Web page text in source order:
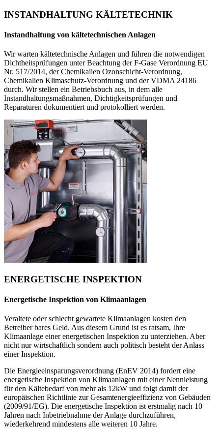
INSTANDHALTUNG KÄLTETECHNIK
Instandhaltung von kältetechnischen Anlagen
Wir warten kältetechnische Anlagen und führen die notwendigen
Dichtheitsprüfungen unter Beachtung der F-Gase Verordnung EU
Nr. 517/2014, der Chemikalien Ozonschicht-Verordnung,
Chemikalien Klimaschutz-Verordnung und der VDMA 24186
durch. Wir stellen ein Betriebsbuch aus, in dem alle
Instandhaltungsmaßnahmen, Dichtigkeitsprüfungen und
Reparaturen dokumentiert und protokolliert werden.
ENERGETISCHE INSPEKTION
Energetische Inspektion von Klimaanlagen
Veraltete oder schlecht gewartete Klimaanlagen kosten den
Betreiber bares Geld. Aus diesem Grund ist es ratsam, Ihre
Klimaanlage einer energetischen Inspektion zu unterziehen. Aber
nicht nur wirtschaftlich sondern auch politisch besteht der Anlass
einer Inspektion.
Die Energieeinsparungsverordnung (EnEV 2014) fordert eine
energetische Inspektion von Klimaanlagen mit einer Nennleistung
für den Kältebedarf von mehr als 12kW und folgt damit der
europäischen Richtlinie zur Gesamtenergieeffizienz von Gebäuden
(2009/91/EG). Die energetische Inspektion ist erstmalig nach 10
Jahren nach Inbetriebnahme der Anlage durchzuführen,
wiederkehrend mindestens alle weiteren 10 Jahre.